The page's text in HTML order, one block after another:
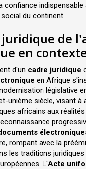
confiance indispensable
du continent.
juridique de
en
d'un cadre juridique
en Afrique
législative
unième siècle, visant à
africains aux
rompant avec la
les traditions
L'Acte